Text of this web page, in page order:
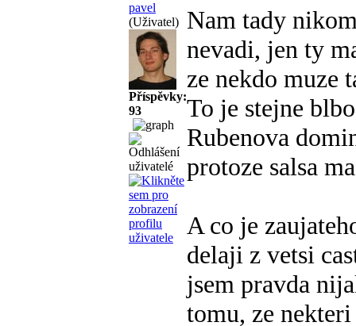
pavel
(Uživatel)
Příspěvky:
93
Nam tady
nevadi, jen ty
ze nekdo muze
To je stejne
Rubenova
protoze salsa
A co je
delaji z vetsi
jsem pravda
tomu, ze